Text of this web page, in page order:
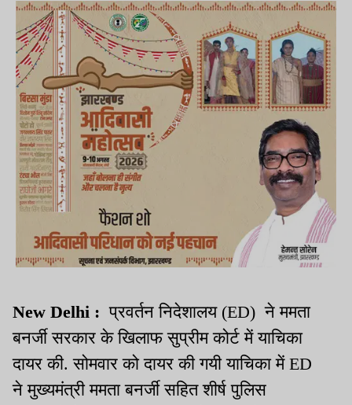
New Delhi : प्रवर्तन निदेशालय (ED) ने ममता
बनर्जी सरकार के खिलाफ सुप्रीम कोर्ट में याचिका
दायर की. सोमवार को दायर की गयी याचिका में ED
ने मुख्यमंत्री ममता बनर्जी सहित शीर्ष पुलिस